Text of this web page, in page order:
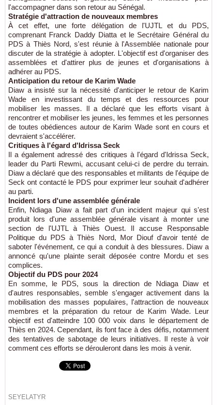
l'accompagner dans son retour au Sénégal.
Stratégie d'attraction de nouveaux membres
À cet effet, une forte délégation de l'UJTL et du PDS,
comprenant Franck Daddy Diatta et le Secrétaire Général du
PDS à Thiès Nord, s'est réunie à l'Assemblée nationale pour
discuter de la stratégie à adopter. L'objectif est d'organiser des
assemblées et d'attirer plus de jeunes et d'organisations à
adhérer au PDS.
Anticipation du retour de Karim Wade
Diaw a insisté sur la nécessité d'anticiper le retour de Karim
Wade en investissant du temps et des ressources pour
mobiliser les masses. Il a déclaré que les efforts visant à
rencontrer et mobiliser les jeunes, les femmes et les personnes
de toutes obédiences autour de Karim Wade sont en cours et
devraient s'accélérer.
Critiques à l'égard d'Idrissa Seck
Il a également adressé des critiques à l'égard d'Idrissa Seck,
leader du Parti Rewmi, accusant celui-ci de perdre du terrain.
Diaw a déclaré que des responsables et militants de l'équipe de
Seck ont contacté le PDS pour exprimer leur souhait d'adhérer
au parti.
Incident lors d'une assemblée générale
Enfin, Ndiaga Diaw a fait part d'un incident majeur qui s'est
produit lors d'une assemblée générale visant à monter une
section de l'UJTL à Thiès Ouest. Il accuse Responsable
Politique du PDS à Thiès Nord, Mor Diouf d'avoir tenté de
saboter l'événement, ce qui a conduit à des blessures. Diaw a
annoncé qu'une plainte serait déposée contre Mordu et ses
complices.
Objectif du PDS pour 2024
En somme, le PDS, sous la direction de Ndiaga Diaw et
d'autres responsables, semble s'engager activement dans la
mobilisation des masses populaires, l'attraction de nouveaux
membres et la préparation du retour de Karim Wade. Leur
objectif est d'atteindre 100 000 voix dans le département de
Thiès en 2024. Cependant, ils font face à des défis, notamment
des tentatives de sabotage de leurs initiatives. Il reste à voir
comment ces efforts se dérouleront dans les mois à venir.
SEYELATYR